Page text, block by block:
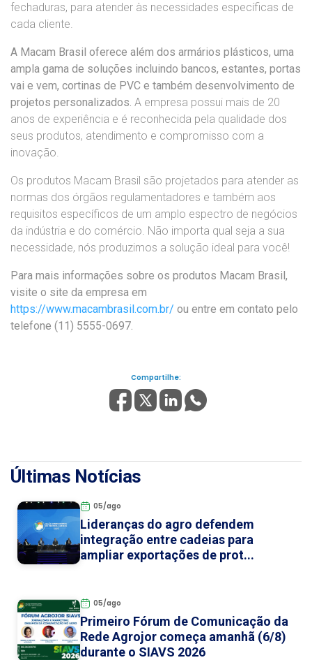
fechaduras, para atender às necessidades específicas de
cada cliente.
A Macam Brasil oferece além dos armários plásticos, uma
ampla gama de soluções incluindo bancos, estantes, portas
vai e vem, cortinas de PVC e também desenvolvimento de
projetos personalizados. A empresa possui mais de 20
anos de experiência e é reconhecida pela qualidade dos
seus produtos, atendimento e compromisso com a
inovação.
Os produtos Macam Brasil são projetados para atender as
normas dos órgãos regulamentadores e também aos
requisitos específicos de um amplo espectro de negócios
da indústria e do comércio. Não importa qual seja a sua
necessidade, nós produzimos a solução ideal para você!
Para mais informações sobre os produtos Macam Brasil,
visite o site da empresa em
https://www.macambrasil.com.br/ ou entre em contato pelo
telefone (11) 5555-0697.
Compartilhe:
Últimas Notícias
05/ago
Lideranças do agro defendem
integração entre cadeias para
ampliar exportações de prot...
05/ago
Primeiro Fórum de Comunicação da
Rede Agrojor começa amanhã (6/8)
durante o SIAVS 2026